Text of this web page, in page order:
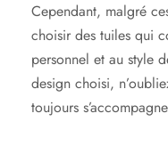
Cependant, malgré
choisir des tuiles qui
personnel et au style
design choisi,
toujours